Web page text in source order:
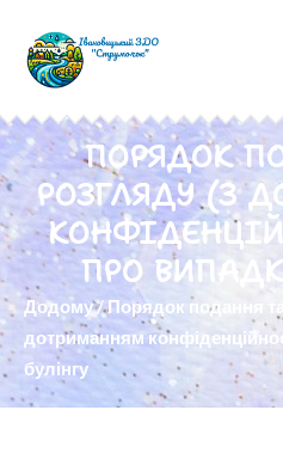
ПОРЯДОК
РОЗГЛЯДУ (З
ПРО
Додому/Порядок подання
дотриманням
булінгу